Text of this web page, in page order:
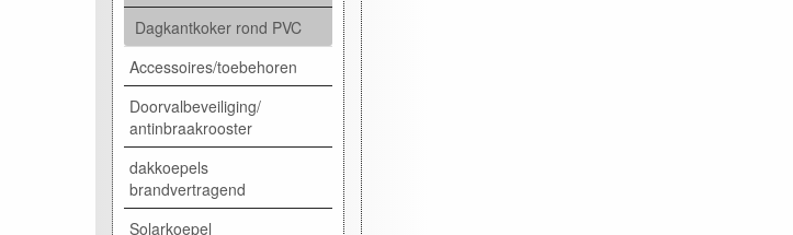
Dagkantkoker rond PVC
Accessoires/toebehoren
Doorvalbeveiliging/
antinbraakrooster
dakkoepels
brandvertragend
Solarkoepel